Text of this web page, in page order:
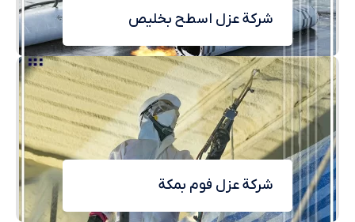
شركة عزل اسطح بخليص
شركة عزل فوم بمكة